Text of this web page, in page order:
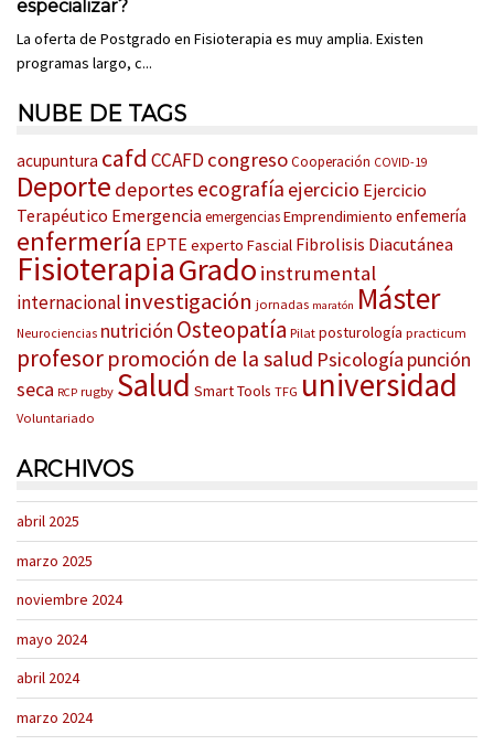
especializar?
La oferta de Postgrado en Fisioterapia es muy amplia. Existen
programas largo, c...
NUBE DE TAGS
acupuntura cafd CCAFDcongresoCooperación COVID-19
Deporte deportes ecografía ejercicio Ejercicio
Terapéutico EmergenciaemergenciasEmprendimiento enfemería
enfermería EPTE experto Fascial Fibrolisis Diacutánea
FisioterapiaGrado instrumental
internacional investigación jornadas maratón Máster
Neurociencias nutrición Osteopatía Pilat posturología practicum
profesor promoción de la salud Psicología punción
seca RCP rugby Salud Smart Tools TFG universidad
Voluntariado
ARCHIVOS
abril 2025
marzo 2025
noviembre 2024
mayo 2024
abril 2024
marzo 2024